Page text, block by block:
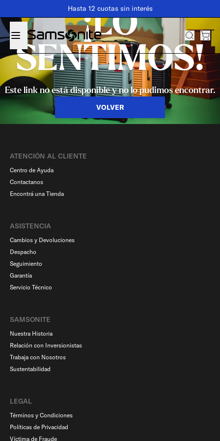
Hasta 12 cuotas sin interés
¡LO
SENTIMOS!
Este link no está disponible y no lo pudimos encontrar.
VOLVER
ATENCIÓN AL CLIENTE
Centro de Ayuda
Contactanos
Encontrá una Tienda
ASISTENCIA
Cambios y Devoluciones
Despacho
Seguimiento
Garantía
Servicio Técnico
SAMSONITE
Nuestra Historia
Relación con Inversionistas
Trabaja con Nosotros
Sustentabilidad
LEGAL
Términos y Condiciones
Políticas de Privacidad
Víctima de Fraude